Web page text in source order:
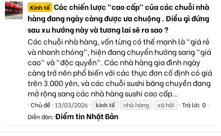
Kinh tế Các chiến lược "cao cấp" của các chuỗi nhà
hàng đang ngày càng được ưa chuộng . Điều gì đứng
sau xu hướng này và tương lai sẽ ra sao ?
Các chuỗi nhà hàng, vốn từng có thế mạnh là "giá rẻ
và nhanh chóng", hiện đang chuyển hướng sang "giá
cao" và "độc quyền". Các nhà hàng gia đình ngày
càng trở nên phổ biến với các thực đơn cố định có giá
trên 3.000 yên, và các chuỗi sushi băng chuyền đang
mở rộng sang các nhà hàng sushi cao cấp...
Chủ đề 13/03/2026 kinhtế nhà hàng xã hội
Trả lời: 0
Diễn đàn: Điểm tin Nhật Bản